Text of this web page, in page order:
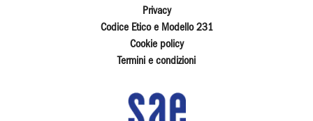
Privacy
Codice Etico e Modello 231
Cookie policy
Termini e condizioni